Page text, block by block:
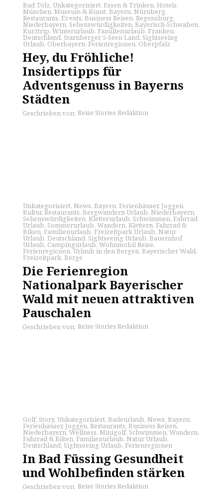
Bad Tölz, Unkategorisiert, Essen & Trinken, Hotels,
München, Museum & Kunst, Bayern, Nürnberg,
Restaurants, Events, Business Reisen, Regensburg,
Niederbayern, Sehenswürdigkeiten, Bayerisch-Schwaben,
Kurztrip, Winterurlaub, Familienurlaub, Franken,
Deutschland, Starnberger 5-Seen Land, Sightseeing
Urlaub, Oberbayern, Ferienregionen, Oberpfalz
Hey, du Fröhliche!
Insidertipps für
Adventsgenuss in Bayerns
Städten
Geschrieben von: Reise Stories Redaktion
Unkategorisiert, News, Bayern, Ferienhäuser, Joggen,
Kultur, Restaurants, Bergwandern Urlaub, Niederbayern,
Sehenswürdigkeiten, Kletterurlaub, Schwimmen, Fahrrad
Urlaub, Sommerurlaub, Wandern, Klettern, Fahrrad &
Biken, Familienurlaub, Freizeitpark Urlaub, Natur
Urlaub, Deutschland, Sightseeing Urlaub, Bauernhof
Urlaub, Campingurlaub, Wohnmobil Reise,
Ferienregionen,Urlaub in den Bergen, Bayerischer Wald,
Freizeitpark, Berge
Die Ferienregion
Nationalpark Bayerischer
Wald mit neuen attraktiven
Pauschalen
Geschrieben von: Reise Stories Redaktion
Golf, Story, Unkategorisiert, Badeurlaub, News, Bayern,
Ferienhäuser, Joggen, Restaurants, Business Reisen,
Niederbayern, Wellness, Minigolf, Schwimmen, Wandern,
Fahrrad & Biken, Familienurlaub, Natur Urlaub,
Deutschland, Sightseeing Urlaub, Ferienregionen
In Bad Füssing Gesundheit
und Wohlbefinden stärken
Geschrieben von: Reise Stories Redaktion